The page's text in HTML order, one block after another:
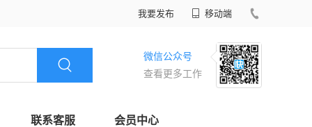
我要发布 移动端
微信公众号
查看更多工作
联系客服 会员中心